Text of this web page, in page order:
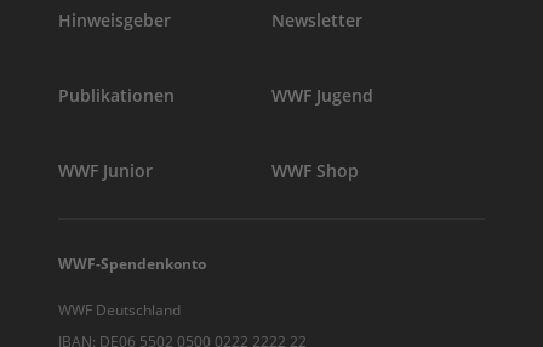
Hinweisgeber Newsletter
Publikationen WWF Jugend
WWF Junior WWF Shop
WWF-Spendenkonto
WWF Deutschland
IBAN: DE06 5502 0500 0222 2222 22